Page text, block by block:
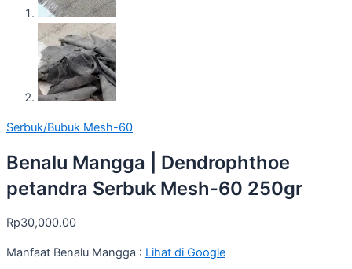
Serbuk/Bubuk Mesh-60
Benalu Mangga | Dendrophthoe
petandra Serbuk Mesh-60 250gr
Rp30,000.00
Manfaat Benalu Mangga : Lihat di Google